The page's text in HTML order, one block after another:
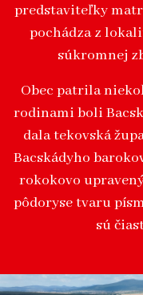
predstaviteľky
pochádza z
súkromnej
Obec patrila
rodinami boli
dala tekovská
Bacskádyho
rokokovo
pôdoryse tvaru
sú